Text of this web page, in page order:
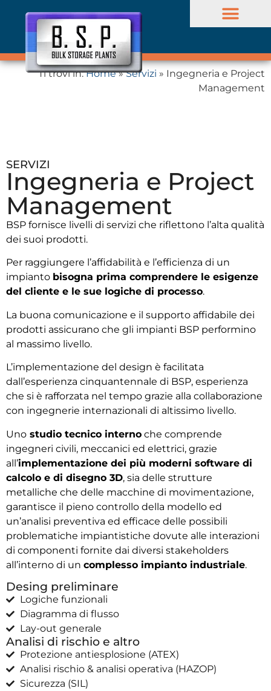
Ti trovi in: Home»Servizi » Ingegneria e Project
Management
SERVIZI
Ingegneria e Project
Management
BSP fornisce livelli di servizi che riflettono l’alta qualità
dei suoi prodotti.
Per raggiungere l’affidabilità e l’efficienza di un
impianto bisogna prima comprendere le esigenze
del cliente e le sue logiche di processo.
La buona comunicazione e il supporto affidabile dei
prodotti assicurano che gli impianti BSP performino
al massimo livello.
L’implementazione del design è facilitata
dall’esperienza cinquantennale di BSP, esperienza
che si è rafforzata nel tempo grazie alla collaborazione
con ingegnerie internazionali di altissimo livello.
Uno studio tecnico interno che comprende
ingegneri civili, meccanici ed elettrici, grazie
all’implementazione dei più moderni software di
calcolo e di disegno 3D, sia delle strutture
metalliche che delle macchine di movimentazione,
garantisce il pieno controllo della modello ed
un’analisi preventiva ed efficace delle possibili
problematiche impiantistiche dovute alle interazioni
di componenti fornite dai diversi stakeholders
all’interno di un complesso impianto industriale.
Desing preliminare
Logiche funzionali
Diagramma di flusso
Lay-out generale
Analisi di rischio e altro
Protezione antiesplosione (ATEX)
Analisi rischio & analisi operativa (HAZOP)
Sicurezza (SIL)